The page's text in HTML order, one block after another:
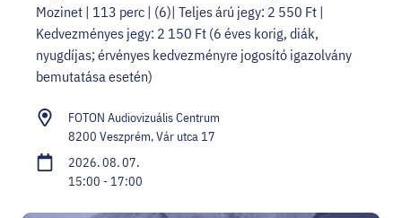
Mozinet | 113 perc | (6)| Teljes árú jegy: 2 550 Ft |
Kedvezményes jegy: 2 150 Ft (6 éves korig, diák,
nyugdíjas; érvényes kedvezményre jogosító igazolvány
bemutatása esetén)
FOTON Audiovizuális Centrum
8200 Veszprém, Vár utca 17
2026. 08. 07.
15:00 - 17:00